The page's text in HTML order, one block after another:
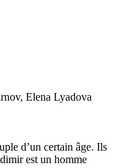
Elena Lyadova
d’un certain âge. Ils
est un homme